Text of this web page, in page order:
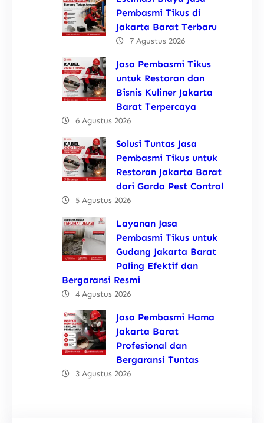
Pembasmi Tikus di
Jakarta Barat Terbaru
7 Agustus 2026
Jasa Pembasmi Tikus
untuk Restoran dan
Bisnis Kuliner Jakarta
Barat Terpercaya
6 Agustus 2026
Solusi Tuntas Jasa
Pembasmi Tikus untuk
Restoran Jakarta Barat
dari Garda Pest Control
5 Agustus 2026
Layanan Jasa
Pembasmi Tikus untuk
Gudang Jakarta Barat
Paling Efektif dan
Bergaransi Resmi
4 Agustus 2026
Jasa Pembasmi Hama
Jakarta Barat
Profesional dan
Bergaransi Tuntas
3 Agustus 2026